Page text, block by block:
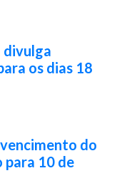
divulga
os dias 18
do
para 10 de